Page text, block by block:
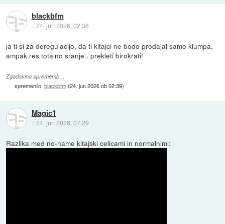
blackbfm
::24. jun 2026, 02:38
ja ti si za deregulacijo, da ti kitajci ne bodo prodajal samo klumpa,
ampak res totalno sranje.. prekleti birokrati!
Zgodovina sprememb…
spremenilo:blackbfm(24. jun 2026 ob 02:39)
Magic1
::24. jun 2026, 07:29
Razlika med no-name kitajski celicami in normalnimi: